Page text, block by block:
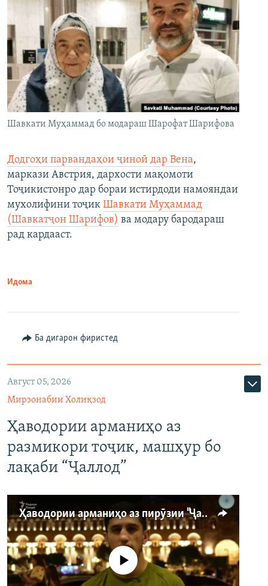
Шавкати Муҳаммад бо модараш Шарофат Шарифова
Додгоҳи парвандаҳои ҷиноӣ дар Вена,
маркази Австрия, дархости мақомоти
Тоҷикистонро дар бораи истирдоди намояндаи
мухолифини тоҷик Шавкати Муҳаммад
(Шавкатҷон Шарифов) ва модару бародараш
рад кардааст.
Идома
Ба дигарон фиристед
Август 05, 2026
Мирзонабии Холиқзод
Ҳаводории арманиҳо аз
размикори тоҷик, машҳур бо
лақаби “Ҷаллод”
Ҳаводории арманиҳо аз пирӯзии "Ҷаллод"-и тоҷик
Феълан кор намекунад